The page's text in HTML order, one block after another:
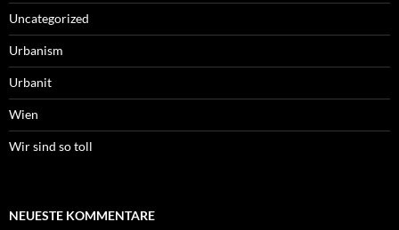
Uncategorized
Urbanism
Urbanit
Wien
Wir sind so toll
NEUESTE KOMMENTARE